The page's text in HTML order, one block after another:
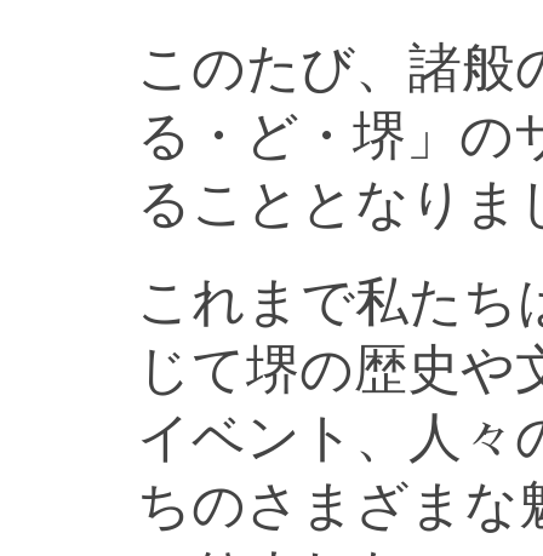
このたび、諸般
る・ど・堺」の
ることとなりま
これまで私たち
じて堺の歴史や
イベント、人々
ちのさまざまな